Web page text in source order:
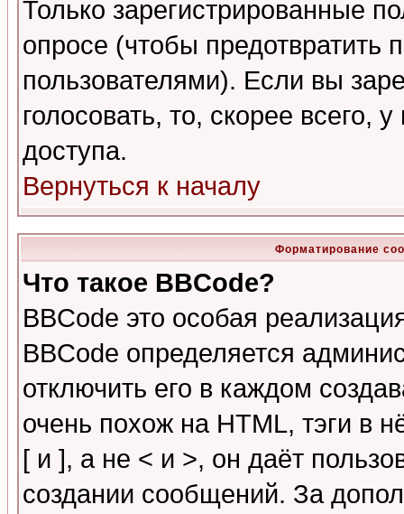
Только зарегистрированные
опросе (чтобы предотвратить
пользователями). Если вы
голосовать, то, скорее всего,
доступа.
Вернуться к началу
Форматирование
Что такое BBCode?
BBCode это особая
BBCode определяется
отключить его в каждом
очень похож на HTML, тэги в
[ и ], а не < и >, он даёт
создании сообщений. За